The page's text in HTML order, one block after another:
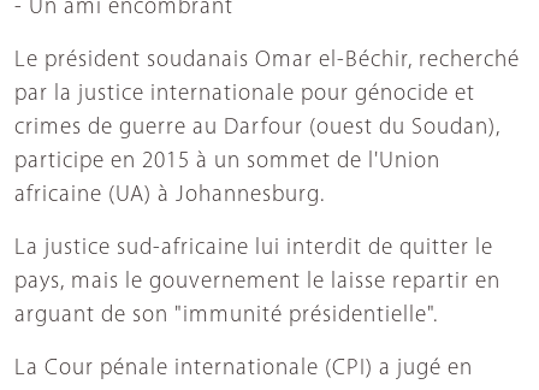
- Un ami encombrant
Le président soudanais Omar el-Béchir, recherché
par la justice internationale pour génocide et
crimes de guerre au Darfour (ouest du Soudan),
participe en 2015 à un sommet de l'Union
africaine (UA) à Johannesburg.
La justice sud-africaine lui interdit de quitter le
pays, mais le gouvernement le laisse repartir en
arguant de son "immunité présidentielle".
La Cour pénale internationale (CPI) a jugé en